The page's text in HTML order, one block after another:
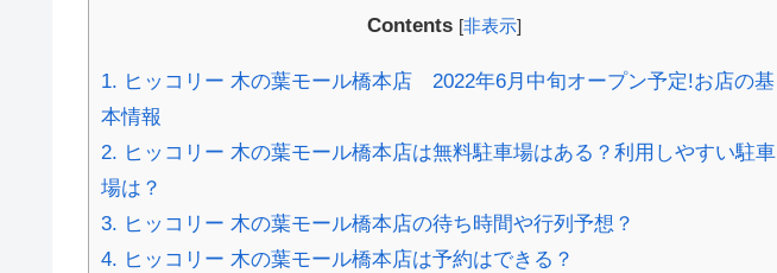
Contents [非表示]
1. ヒッコリー 木の葉モール橋本店 2022年6月中旬オープン予定!お店の基
本情報
2. ヒッコリー 木の葉モール橋本店は無料駐車場はある？利用しやすい駐車
場は？
3. ヒッコリー 木の葉モール橋本店の待ち時間や行列予想？
4. ヒッコリー 木の葉モール橋本店は予約はできる？